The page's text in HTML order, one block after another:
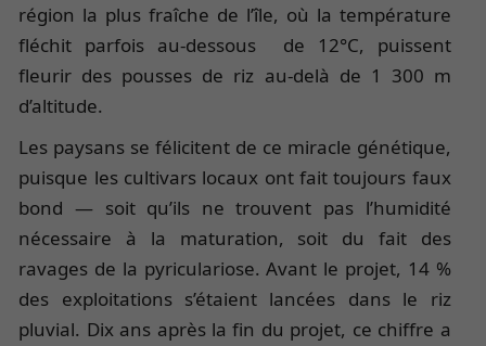
région la plus fraîche de l’île, où la température
fléchit parfois au-dessous de 12°C, puissent
fleurir des pousses de riz au-delà de 1 300 m
d’altitude.
Les paysans se félicitent de ce miracle génétique,
puisque les cultivars locaux ont fait toujours faux
bond — soit qu’ils ne trouvent pas l’humidité
nécessaire à la maturation, soit du fait des
ravages de la pyriculariose. Avant le projet, 14 %
des exploitations s’étaient lancées dans le riz
pluvial. Dix ans après la fin du projet, ce chiffre a